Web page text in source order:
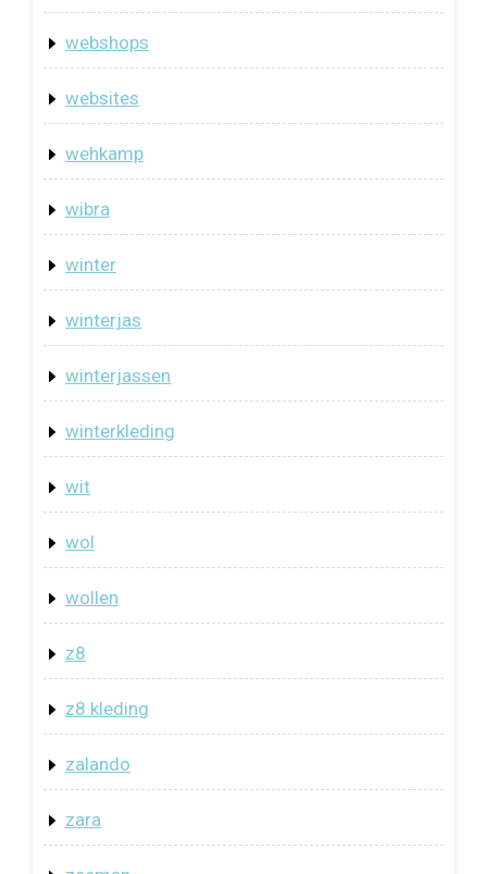
webshops
websites
wehkamp
wibra
winter
winterjas
winterjassen
winterkleding
wit
wol
wollen
z8
z8 kleding
zalando
zara